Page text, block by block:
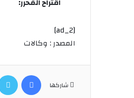
[ad_2]
المصدر : وكالات
شاركها
فيسبوك